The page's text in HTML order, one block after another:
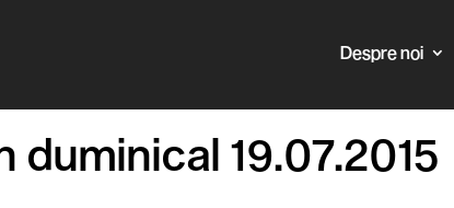
Despre noi
duminical 19.07.2015